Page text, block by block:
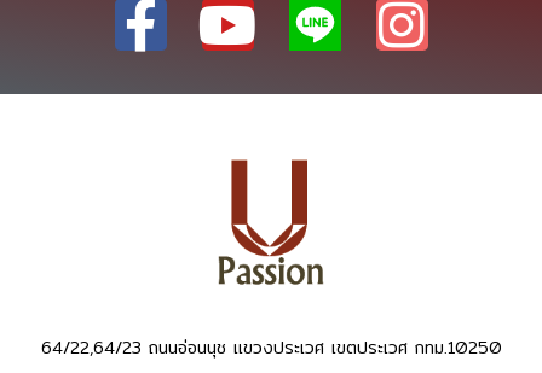
64/22,64/23 ถนนอ่อนนุช แขวงประเวศ เขตประเวศ กทม.10250